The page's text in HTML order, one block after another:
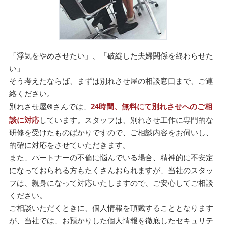
「浮気をやめさせたい」、「破綻した夫婦関係を終わらせた
い」
そう考えたならば、まずは別れさせ屋の相談窓口まで、ご連
絡ください。
別れさせ屋®さんでは、 24時間、無料にて別れさせへのご相
談に対応しています。スタッフは、別れさせ工作に専門的な
研修を受けたものばかりですので、ご相談内容をお伺いし、
的確に対応をさせていただきます。
また、パートナーの不倫に悩んでいる場合、精神的に不安定
になっておられる方もたくさんおられますが、当社のスタッ
フは、親身になって対応いたしますので、ご安心してご相談
ください。
ご相談いただくときに、個人情報を頂戴することとなります
が、当社では、お預かりした個人情報を徹底したセキュリテ